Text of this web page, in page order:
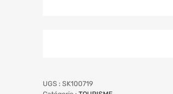
UGS : SK100719